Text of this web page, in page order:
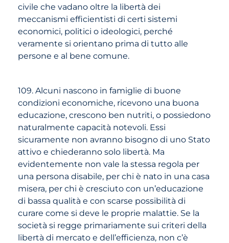
civile che vadano oltre la libertà dei
meccanismi efficientisti di certi sistemi
economici, politici o ideologici, perché
veramente si orientano prima di tutto alle
persone e al bene comune.
109. Alcuni nascono in famiglie di buone
condizioni economiche, ricevono una buona
educazione, crescono ben nutriti, o possiedono
naturalmente capacità notevoli. Essi
sicuramente non avranno bisogno di uno Stato
attivo e chiederanno solo libertà. Ma
evidentemente non vale la stessa regola per
una persona disabile, per chi è nato in una casa
misera, per chi è cresciuto con un’educazione
di bassa qualità e con scarse possibilità di
curare come si deve le proprie malattie. Se la
società si regge primariamente sui criteri della
libertà di mercato e dell’efficienza, non c’è